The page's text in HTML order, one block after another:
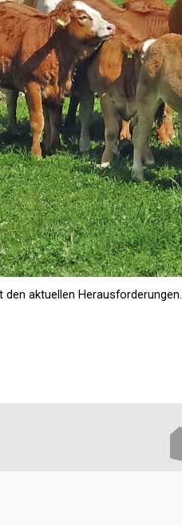
aktuellen Herausforderungen.